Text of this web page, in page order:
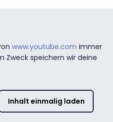
www.youtube.com immer
Zweck speichern wir deine
Inhalt einmalig laden